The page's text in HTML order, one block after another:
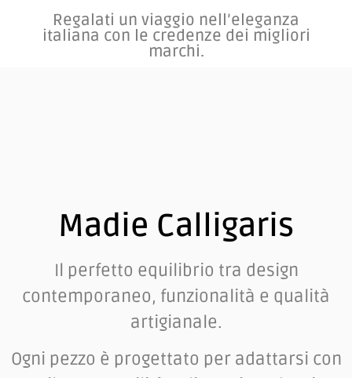
Regalati un viaggio nell’eleganza
italiana con le credenze dei migliori
marchi.
Madie Calligaris
Il perfetto equilibrio tra design
contemporaneo, funzionalità e qualità
artigianale.
Ogni pezzo è progettato per adattarsi con